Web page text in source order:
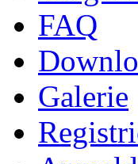
FAQ
Galerie